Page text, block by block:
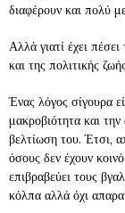
διαφέρουν και πολύ
Αλλά γιατί έχει
και της πολιτικής
Ένας λόγος σίγουρα
μακροβιότητα και
βελτίωση του. Έτσι,
όσους δεν έχουν
επιβραβεύει τους
κόλπα αλλά όχι